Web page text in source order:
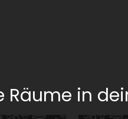
Räume in